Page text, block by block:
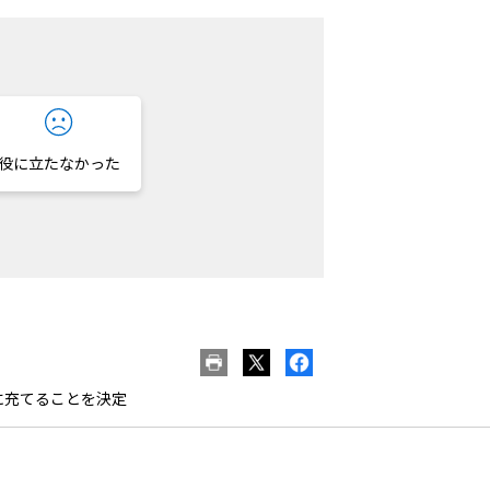
に立たなかった
てることを決定